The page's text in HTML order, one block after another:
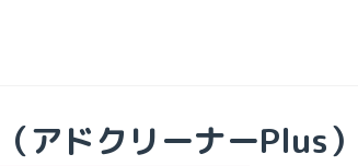
アドクリーナーPlus）